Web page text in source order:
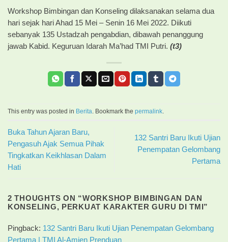
Workshop Bimbingan dan Konseling dilaksanakan selama dua
hari sejak hari Ahad 15 Mei – Senin 16 Mei 2022. Diikuti
sebanyak 135 Ustadzah pengabdian, dibawah penanggung
jawab Kabid. Keguruan Idarah Ma’had TMI Putri. (t3)
This entry was posted in Berita . Bookmark the permalink
Buka Tahun Ajaran Baru,
Pengasuh Ajak Semua Pihak
Tingkatkan Keikhlasan Dalam
Hati
132 Santri Baru Ikuti Ujian
Penempatan Gelombang
Pertama
2 THOUGHTS ON “WORKSHOP BIMBINGAN DAN
KONSELING, PERKUAT KARAKTER GURU DI TMI ”
Pingback: 132 Santri Baru Ikuti Ujian Penempatan Gelombang
Pertama | TMI Al-Amien Prenduan